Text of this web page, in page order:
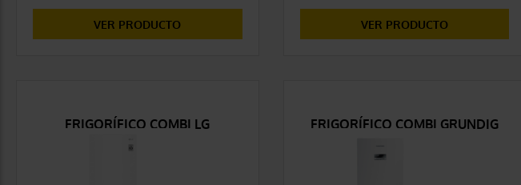
VER PRODUCTO VER PRODUCTO
FRIGORÍFICO COMBI LG
FRIGORÍFICO COMBI GRUNDIG